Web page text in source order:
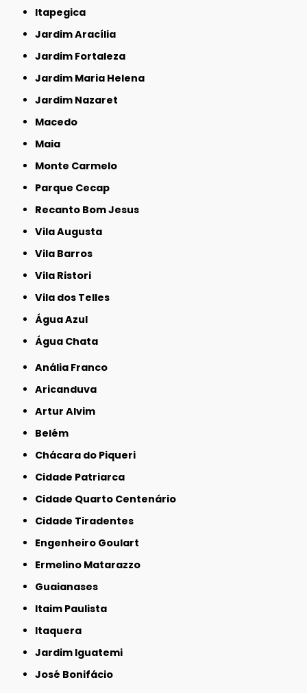
Itapegica
Jardim Aracília
Jardim Fortaleza
Jardim Maria Helena
Jardim Nazaret
Macedo
Maia
Monte Carmelo
Parque Cecap
Recanto Bom Jesus
Vila Augusta
Vila Barros
Vila Ristori
Vila dos Telles
Água Azul
Água Chata
Anália Franco
Aricanduva
Artur Alvim
Belém
Chácara do Piqueri
Cidade Patriarca
Cidade Quarto Centenário
Cidade Tiradentes
Engenheiro Goulart
Ermelino Matarazzo
Guaianases
Itaim Paulista
Itaquera
Jardim Iguatemi
José Bonifácio